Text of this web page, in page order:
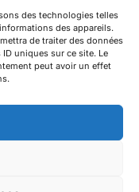
des technologies telles
des appareils.
de traiter des données
uniques sur ce site. Le
peut avoir un effet